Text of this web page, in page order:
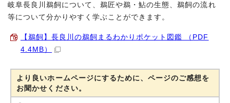
岐阜長良川鵜飼について、鵜匠や鵜・鮎の生態、鵜飼の流れ
等について分かりやすく学ぶことができます。
【鵜飼】長良川の鵜飼まるわかりポケット図鑑 （PDF
4.4MB）
より良いホームページにするために、ページのご感想を
お聞かせください。